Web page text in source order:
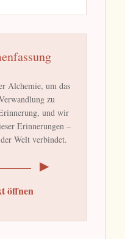
Alchemie, um das
zu
und wir
Erinnerungen –
Welt verbindet.
▶
öffnen